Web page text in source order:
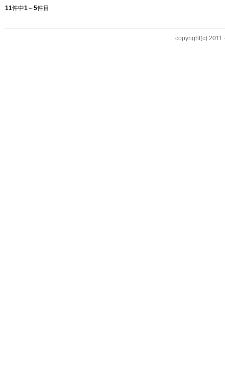
11件中1～5件目
copyright(c) 2011